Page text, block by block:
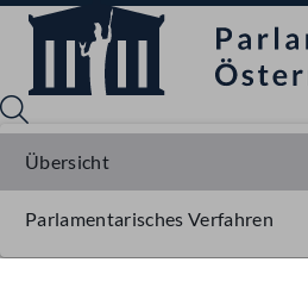
Übersicht
Parlamentarisches Verfahren